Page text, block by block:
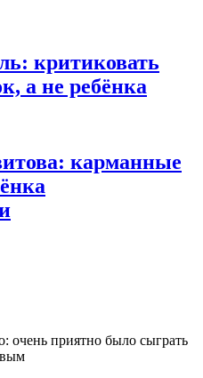
критиковать
а не ребёнка
карманные
очень приятно было сыграть